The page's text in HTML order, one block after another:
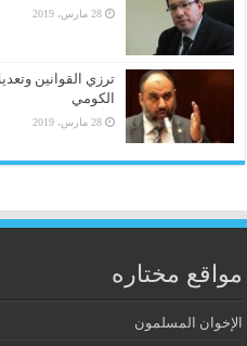
28 مارس، 2019
ترزي القوانين
الكومي
28 مارس، 2019
مواقع مختاره
الإخوان المسلمون